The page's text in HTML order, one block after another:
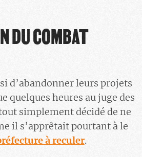
DU COMBAT
d’abandonner leurs projets
quelques heures au juge des
simplement décidé de ne
il s’apprêtait pourtant à le
à reculer.